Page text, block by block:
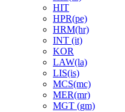
HIT
HPR(pe)
HRM(hr)
INT (it)
KOR
LAW(la)
LIS(is)
MCS(mc)
MER(mr)
MGT (gm)